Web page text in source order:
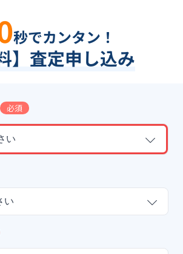
秒でカンタン！
】査定申し込み
必須
い
い